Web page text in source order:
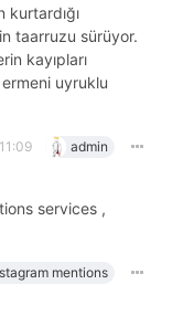
taarruzu sürüyor.
kayıpları
uyruklu
admin
services ,
mentions